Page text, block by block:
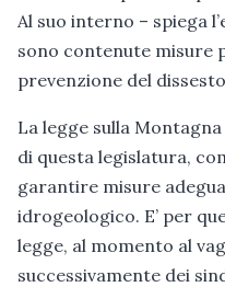
Al suo interno – spiega
sono contenute misure
prevenzione del
La legge sulla
di questa legislatura,
garantire misure
idrogeologico. E’ per
legge, al momento al
successivamente dei